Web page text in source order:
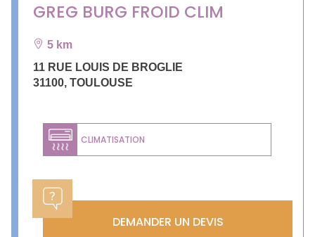
GREG BURG FROID CLIM
5 km
11 RUE LOUIS DE BROGLIE
31100, TOULOUSE
CLIMATISATION
DEMANDER UN DEVIS